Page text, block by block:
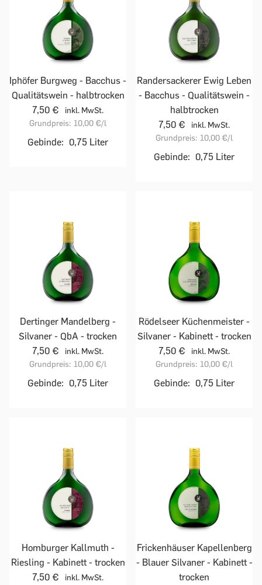
Iphöfer Burgweg - Bacchus -
Qualitätswein - halbtrocken
7,50 €
inkl. MwSt.
Grundpreis: 10,00 €/l
Gebinde: 0,75 Liter
Randersackerer Ewig Leben
- Bacchus - Qualitätswein -
halbtrocken
7,50 €
inkl. MwSt.
Grundpreis: 10,00 €/l
Gebinde: 0,75 Liter
Dertinger Mandelberg -
Silvaner - QbA - trocken
7,50 €
inkl. MwSt.
Grundpreis: 10,00 €/l
Gebinde: 0,75 Liter
Rödelseer Küchenmeister -
Silvaner - Kabinett - trocken
7,50 €
inkl. MwSt.
Grundpreis: 10,00 €/l
Gebinde: 0,75 Liter
Homburger Kallmuth -
Riesling - Kabinett - trocken
7,50 €
inkl. MwSt.
Frickenhäuser Kapellenberg
- Blauer Silvaner - Kabinett -
trocken